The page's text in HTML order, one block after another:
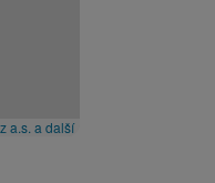
a.s. a další